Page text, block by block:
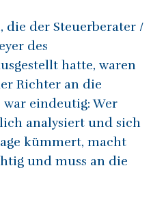
die der Steuerberater /
des
hatte, waren
Richter an die
eindeutig: Wer
analysiert und sich
kümmert, macht
und muss an die